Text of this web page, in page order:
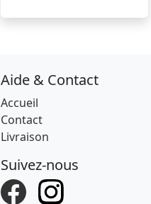
Aide & Contact
Accueil
Contact
Livraison
Suivez-nous